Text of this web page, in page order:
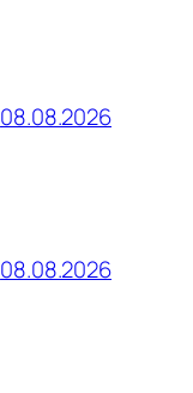
08.08.2026
08.08.2026